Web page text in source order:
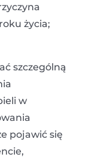
życia;
szczególną
w
pojawić się